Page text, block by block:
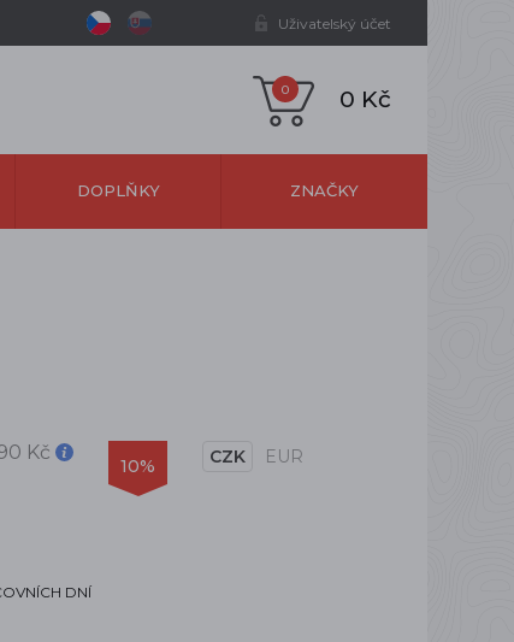
Uživatelský účet
0 0 Kč
DOPLŇKY ZNAČKY
Kč
10% CZK EUR
DNÍ